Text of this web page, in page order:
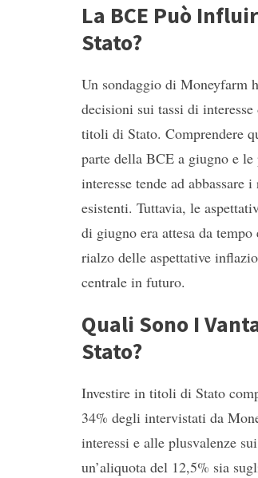
La BCE Può
Stato?
Un sondaggio di Moneyfarm
decisioni sui tassi di
titoli di Stato. Comprendere
parte della BCE a giugno e
interesse tende ad
esistenti. Tuttavia, le
di giugno era attesa da
rialzo delle aspettative
centrale in futuro.
Quali Sono I
Stato?
Investire in titoli di Stato
34% degli intervistati da
interessi e alle plusvalenze
un’aliquota del 12,5% sia